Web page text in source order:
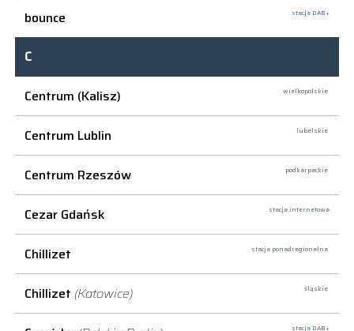
bounce stacja DAB+
C
Centrum (Kalisz)
wielkopolskie
Centrum Lublin lubelskie
Centrum Rzeszów podkarpackie
Cezar Gdańsk stacja internetowa
Chillizet stacja ponadregionalna
Chillizet (Katowice) śląskie
stacja DAB+